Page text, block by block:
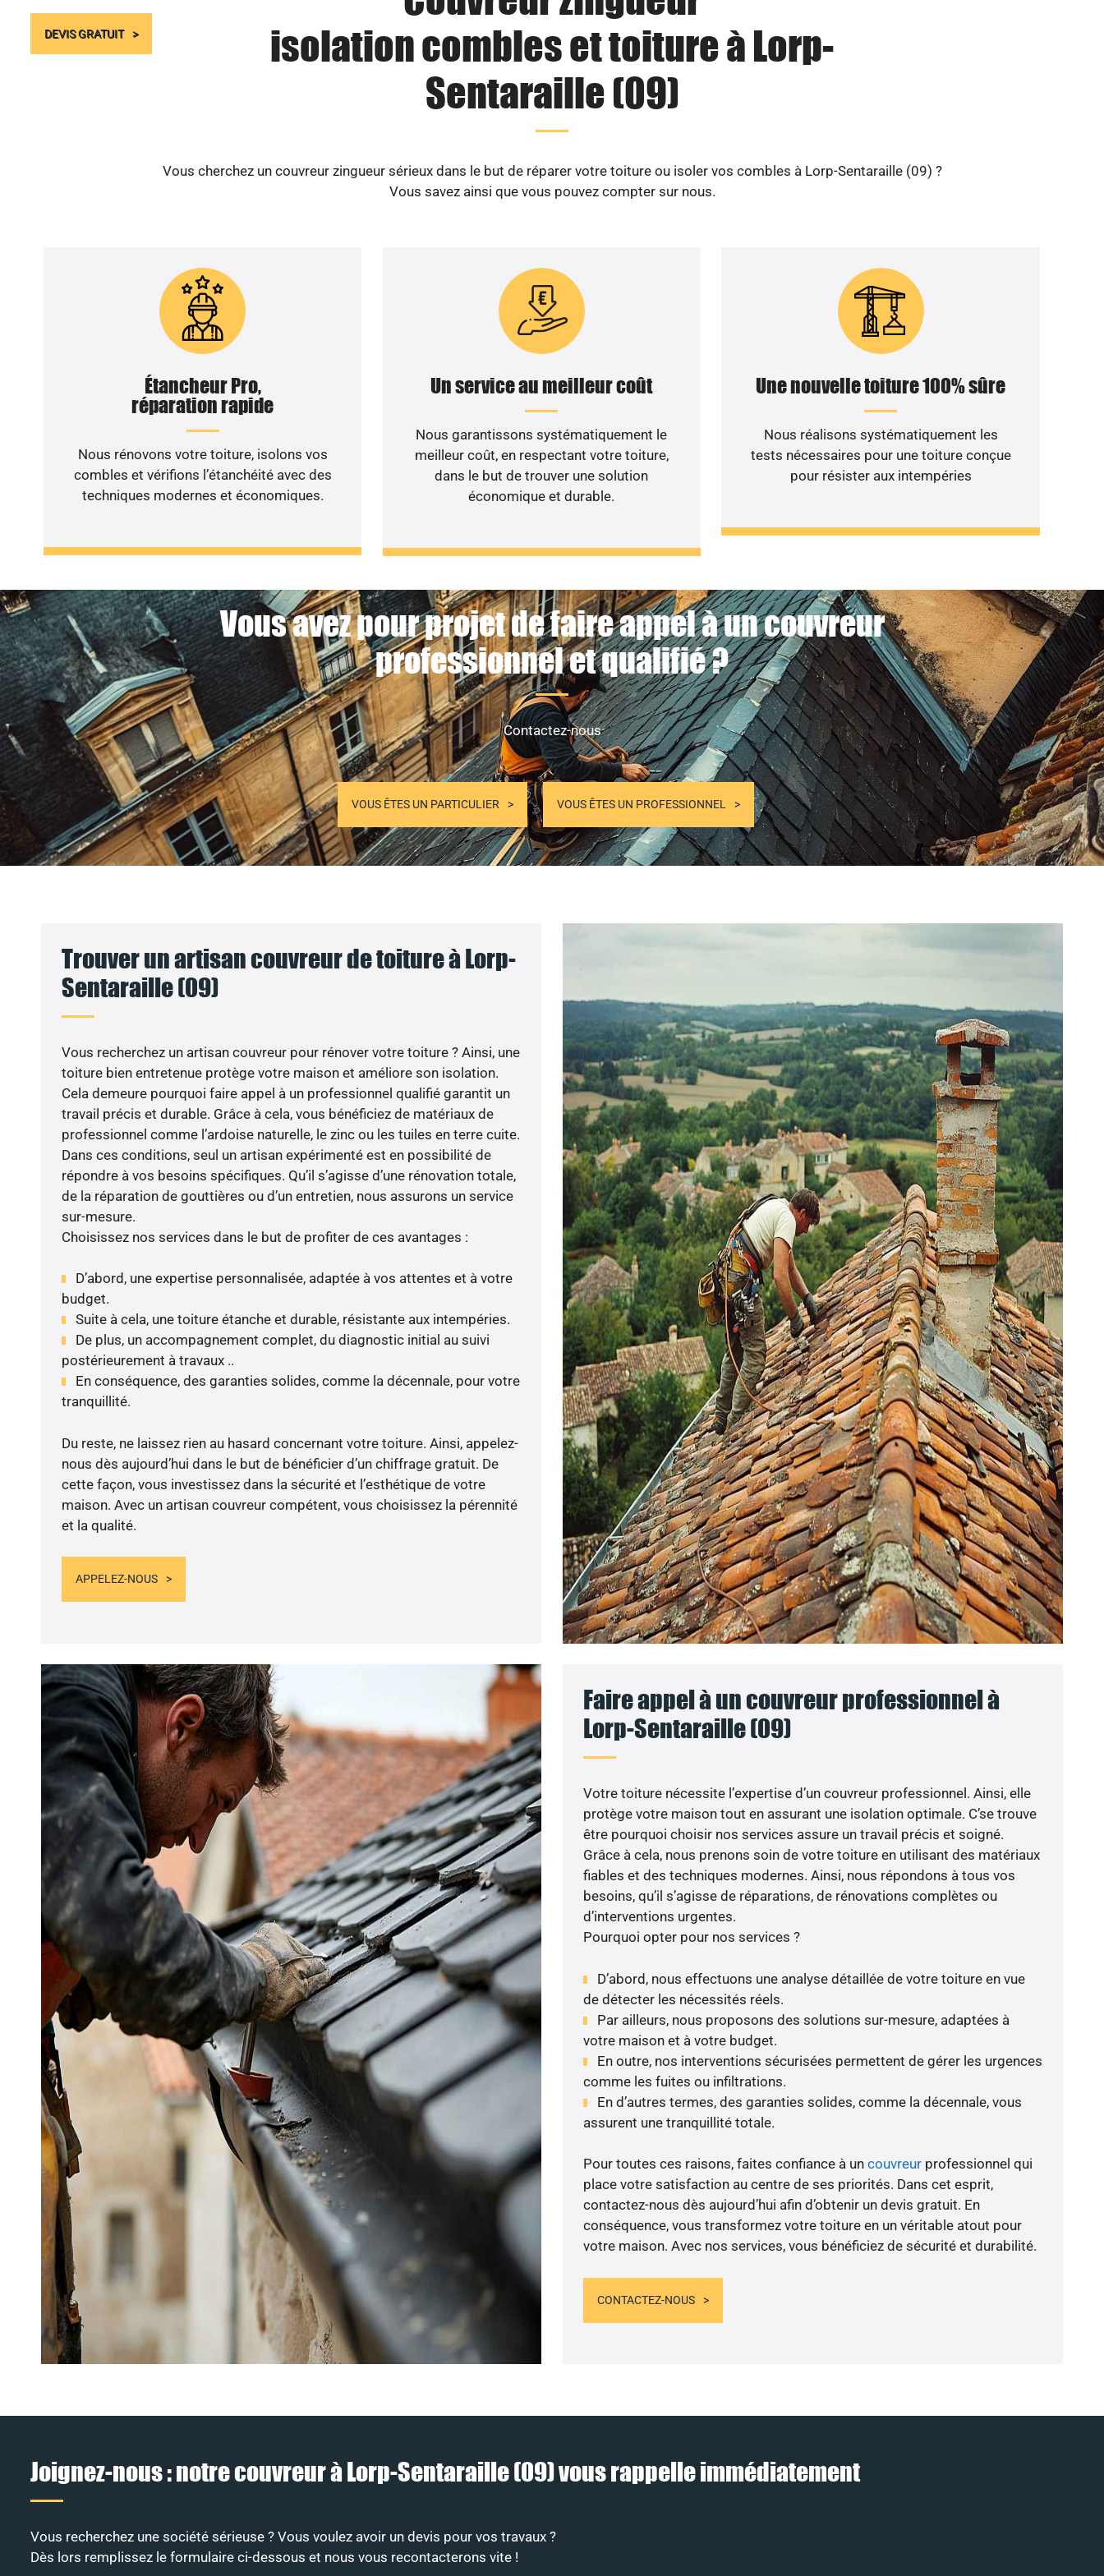
DEVIS GRATUIT
isolation combles et toiture à Lorp-
Sentaraille (09)
Vous cherchez un couvreur zingueur sérieux dans le but de réparer votre toiture ou isoler vos combles à Lorp-Sentaraille (09) ?
Vous savez ainsi que vous pouvez compter sur nous.
Étancheur Pro,
réparation rapide
Nous rénovons votre toiture, isolons vos
combles et vérifions l’étanchéité avec des
techniques modernes et économiques.
Un service au meilleur coût
Nous garantissons systématiquement le
meilleur coût, en respectant votre toiture,
dans le but de trouver une solution
économique et durable.
Une nouvelle toiture 100% sûre
Nous réalisons systématiquement les
tests nécessaires pour une toiture conçue
pour résister aux intempéries
Vous avez pour projet de faire appel à un couvreur
professionnel et qualifié ?
Contactez-nous
VOUS ÊTES UN PARTICULIER VOUS ÊTES UN PROFESSIONNEL
Trouver un artisan couvreur de toiture à Lorp-
Sentaraille (09)
Vous recherchez un artisan couvreur pour rénover votre toiture ? Ainsi, une
toiture bien entretenue protège votre maison et améliore son isolation.
Cela demeure pourquoi faire appel à un professionnel qualifié garantit un
travail précis et durable. Grâce à cela, vous bénéficiez de matériaux de
professionnel comme l’ardoise naturelle, le zinc ou les tuiles en terre cuite.
Dans ces conditions, seul un artisan expérimenté est en possibilité de
répondre à vos besoins spécifiques. Qu’il s’agisse d’une rénovation totale,
de la réparation de gouttières ou d’un entretien, nous assurons un service
sur-mesure.
Choisissez nos services dans le but de profiter de ces avantages :
D’abord, une expertise personnalisée, adaptée à vos attentes et à votre
budget.
Suite à cela, une toiture étanche et durable, résistante aux intempéries.
De plus, un accompagnement complet, du diagnostic initial au suivi
postérieurement à travaux ..
En conséquence, des garanties solides, comme la décennale, pour votre
tranquillité.
Du reste, ne laissez rien au hasard concernant votre toiture. Ainsi, appelez-
nous dès aujourd’hui dans le but de bénéficier d’un chiffrage gratuit. De
cette façon, vous investissez dans la sécurité et l’esthétique de votre
maison. Avec un artisan couvreur compétent, vous choisissez la pérennité
et la qualité.
APPELEZ-NOUS
Faire appel à un couvreur professionnel à
Lorp-Sentaraille (09)
Votre toiture nécessite l’expertise d’un couvreur professionnel. Ainsi, elle
protège votre maison tout en assurant une isolation optimale. C’se trouve
être pourquoi choisir nos services assure un travail précis et soigné.
Grâce à cela, nous prenons soin de votre toiture en utilisant des matériaux
fiables et des techniques modernes. Ainsi, nous répondons à tous vos
besoins, qu’il s’agisse de réparations, de rénovations complètes ou
d’interventions urgentes.
Pourquoi opter pour nos services ?
D’abord, nous effectuons une analyse détaillée de votre toiture en vue
de détecter les nécessités réels.
Par ailleurs, nous proposons des solutions sur-mesure, adaptées à
votre maison et à votre budget.
En outre, nos interventions sécurisées permettent de gérer les urgences
comme les fuites ou infiltrations.
En d’autres termes, des garanties solides, comme la décennale, vous
assurent une tranquillité totale.
Pour toutes ces raisons, faites confiance à un couvreurprofessionnel qui
place votre satisfaction au centre de ses priorités. Dans cet esprit,
contactez-nous dès aujourd’hui afin d’obtenir un devis gratuit. En
conséquence, vous transformez votre toiture en un véritable atout pour
votre maison. Avec nos services, vous bénéficiez de sécurité et durabilité.
CONTACTEZ-NOUS
Joignez-nous : notre couvreur à Lorp-Sentaraille (09) vous rappelle immédiatement
Vous recherchez une société sérieuse ? Vous voulez avoir un devis pour vos travaux ?
Dès lors remplissez le formulaire ci-dessous et nous vous recontacterons vite !